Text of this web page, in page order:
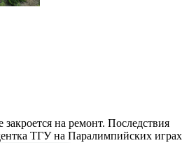
на ремонт. Последствия
ТГУ на Паралимпийских играх